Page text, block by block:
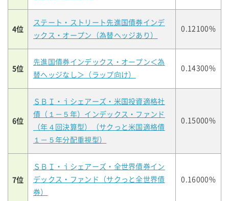
4位
ステート・ストリート先進国債券インデ
ックス・オープン（為替ヘッジあり）
0.12100%
5位
先進国債券インデックス・オープン＜為
替ヘッジなし＞（ラップ向け）
0.14300%
6位
ＳＢＩ・ｉシェアーズ・米国投資適格社
債（１－５年）インデックス・ファンド
（年４回決算型）（サクっと米国適格債
１－５年分配重視型）
0.15000%
7位
ＳＢＩ・ｉシェアーズ・全世界債券イン
デックス・ファンド（サクっと全世界債
券）
0.16000%